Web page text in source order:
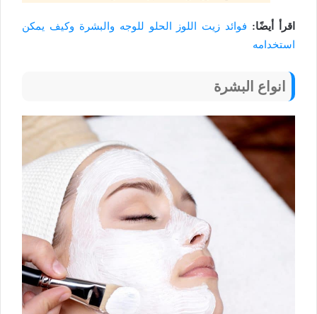
اقرأ أيضًا: فوائد زيت اللوز الحلو للوجه والبشرة وكيف يمكن
استخدامه
انواع البشرة